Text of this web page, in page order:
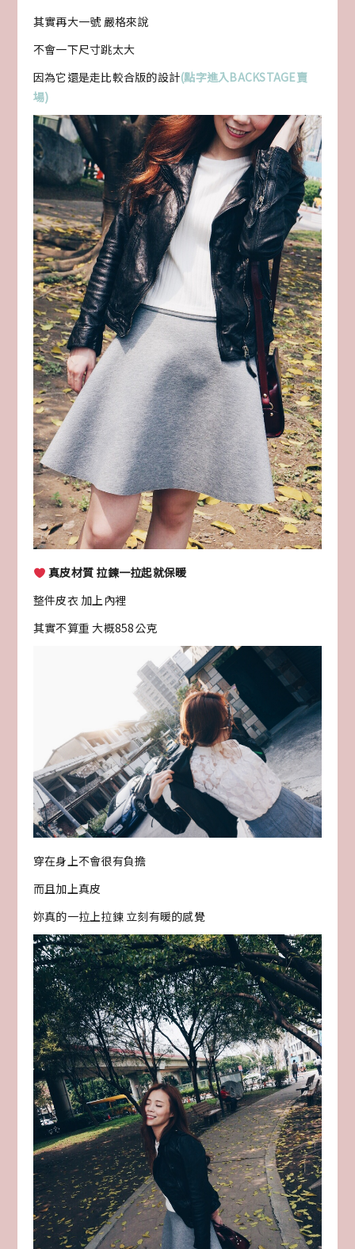
其實再大一號 嚴格來說
不會一下尺寸跳太大
因為它還是走比較合版的設計(點字進入BACKSTAGE賣
場)
真皮材質 拉鍊一拉起就保暖
整件皮衣 加上內裡
其實不算重 大概858公克
穿在身上不會很有負擔
而且加上真皮
妳真的一拉上拉鍊 立刻有暖的感覺